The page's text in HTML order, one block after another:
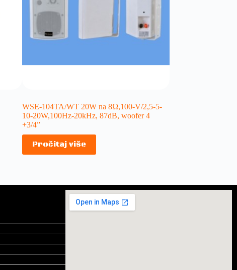
WSE-104TA/WT 20W na 8Ω,100-V/2,5-5-
10-20W,100Hz-20kHz, 87dB, woofer 4
+3/4”
Pročitaj više